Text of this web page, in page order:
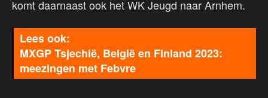
komt daarnaast ook het WK Jeugd naar Arnhem.
MXGP Tsjechië, België en Finland 2023:
meezingen met Febvre